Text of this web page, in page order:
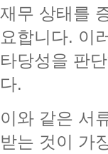
재무 상태를
요합니다. 이
타당성을 판
다.
이와 같은 서
받는 것이 가